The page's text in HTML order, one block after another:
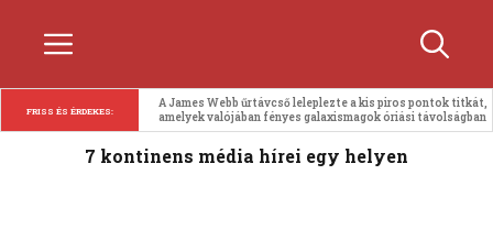
Menü
FRISS ÉS ÉRDEKES:
A James Webb űrtávcső leleplezte a kis piros pontok titkát,
amelyek valójában fényes galaxismagok óriási távolságban
7 kontinens média hírei egy helyen